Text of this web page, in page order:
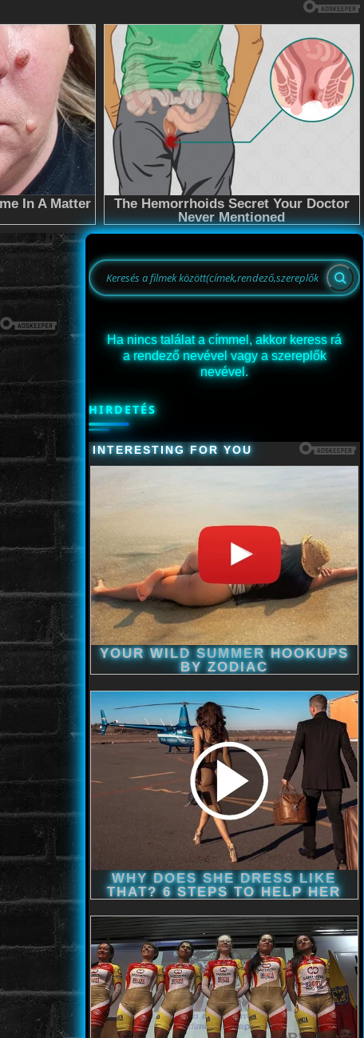
Ha nincs találat a címmel, akkor keress rá
a rendező nevével vagy a szereplők
nevével.
HIRDETÉS